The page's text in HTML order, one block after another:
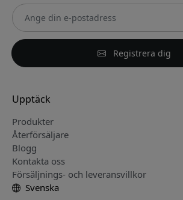
Registrera dig
Upptäck
Produkter
Återförsäljare
Blogg
Kontakta oss
Försäljnings- och leveransvillkor
Svenska